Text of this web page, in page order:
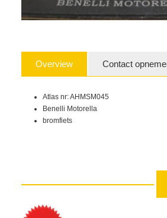
Overview Contact
Atlas nr: AHMSM045
Benelli Motorella
bromfiets